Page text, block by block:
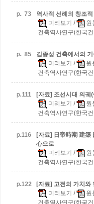
p. 73
역사적 선례의 창조
미리보기 / 원
건축역사연구(한국
p. 85
김종성 건축에서의
미리보기 / 원
건축역사연구(한국
p.111
[자료] 조선시대 의궤
미리보기 / 원
건축역사연구(한국
p.116 [자료] 日帝時期 建築
心으로
미리보기 / 원
건축역사연구(한국
p.122
[자료] 고전의 가치와
미리보기 / 원
건축역사연구(한국